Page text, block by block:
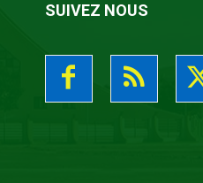
SUIVEZ NOUS